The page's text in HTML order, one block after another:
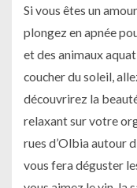
Si vous êtes un
plongez en apnée
et des animaux
coucher du soleil,
découvrirez la
relaxant sur votre
rues d’Olbia autour
vous fera déguster